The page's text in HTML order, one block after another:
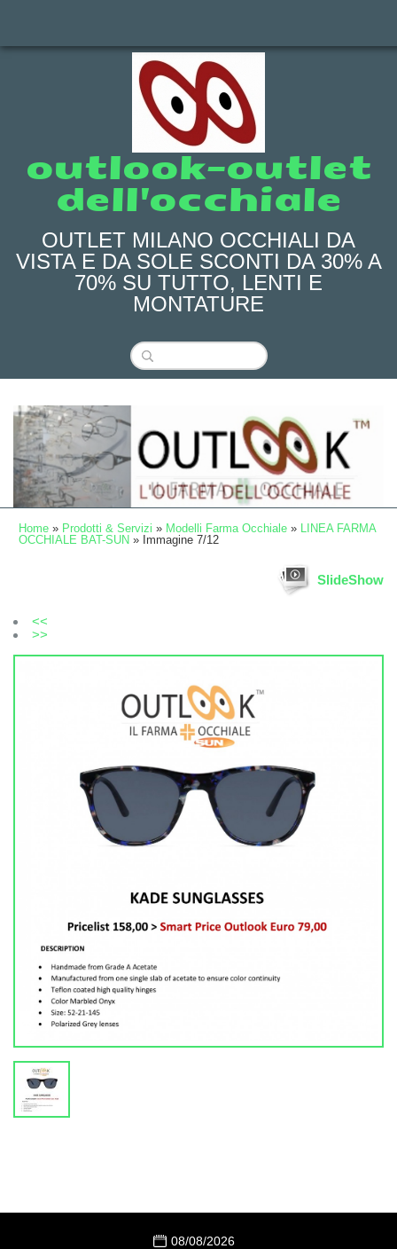
outlook-outlet
dell'occhiale
OUTLET MILANO OCCHIALI DA
VISTA E DA SOLE SCONTI DA 30% A
70% SU TUTTO, LENTI E
MONTATURE
Home » Prodotti & Servizi » Modelli Farma Occhiale » LINEA FARMA
OCCHIALE BAT-SUN » Immagine 7/12
SlideShow
<<
>>
08/08/2026